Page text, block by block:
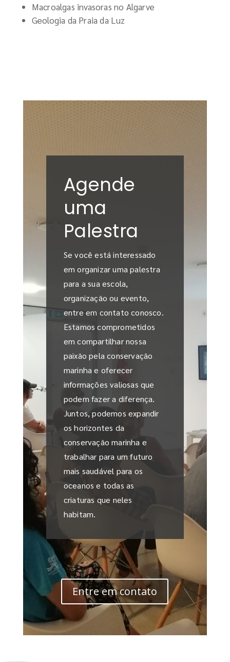
Macroalgas invasoras no Algarve
Geologia da Praia da Luz
Agende
uma
Palestra
Se você está interessado
em organizar uma palestra
para a sua escola,
organização ou evento,
entre em contato conosco.
Estamos comprometidos
em compartilhar nossa
paixão pela conservação
marinha e oferecer
informações valiosas que
podem fazer a diferença.
Juntos, podemos expandir
os horizontes da
conservação marinha e
trabalhar para um futuro
mais saudável para os
oceanos e todas as
criaturas que neles
habitam.
Entre em contato